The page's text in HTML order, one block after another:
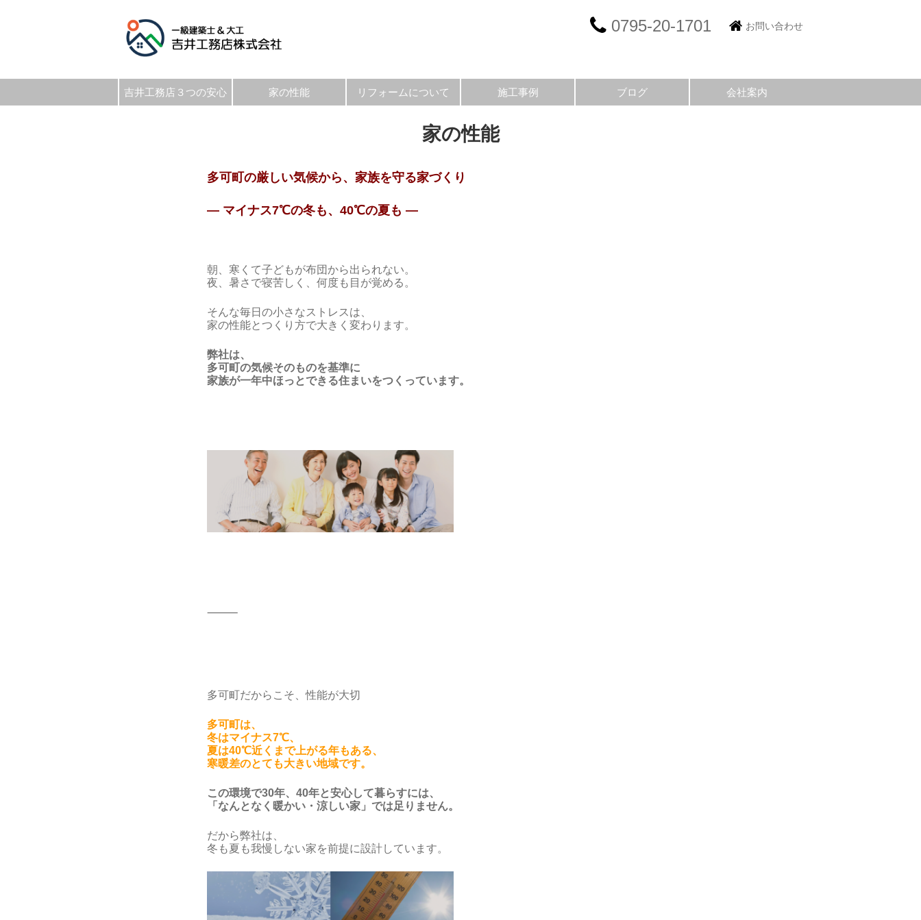
0795-20-1701 お問い合わせ
吉井工務店３つの安心 家の性能 リフォームについて 施工事例 ブログ 会社案内
家の性能
多可町の厳しい気候から、家族を守る家づくり
― マイナス7℃の冬も、40℃の夏も ―
朝、寒くて子どもが布団から出られない。
夜、暑さで寝苦しく、何度も目が覚める。
そんな毎日の小さなストレスは、
家の性能とつくり方で大きく変わります。
弊社は、
多可町の気候そのものを基準に
家族が一年中ほっとできる住まいをつくっています。
⸻
多可町だからこそ、性能が大切
多可町は、
冬はマイナス7℃、
夏は40℃近くまで上がる年もある、
寒暖差のとても大きい地域です。
この環境で30年、40年と安心して暮らすには、
「なんとなく暖かい・涼しい家」では足りません。
だから弊社は、
冬も夏も我慢しない家を前提に設計しています。